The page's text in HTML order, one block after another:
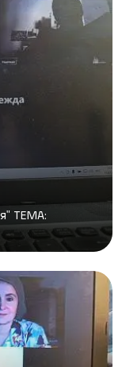
ТЕМА: